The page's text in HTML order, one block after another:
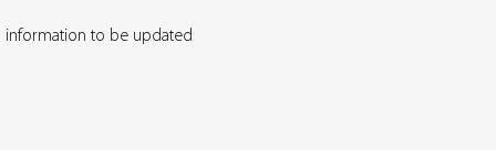
megoldást nyújtson. Kiváló rugalmasságával és ütésállóságával a
information to be updated